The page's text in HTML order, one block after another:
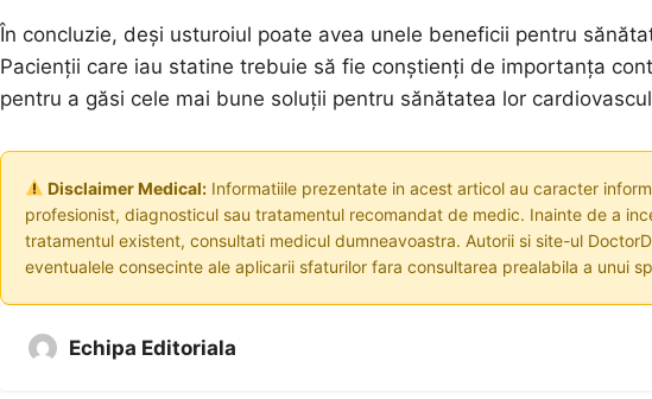
În concluzie, deși usturoiul poate avea unele beneficii pentru
Pacienții care iau statine trebuie să fie conștienți de importanța
pentru a găsi cele mai bune soluții pentru sănătatea lor
Disclaimer Medical:Informatiile prezentate in acest articol au caracter
profesionist, diagnosticul sau tratamentul recomandat de medic. Inainte de a
tratamentul existent, consultati medicul dumneavoastra. Autorii si site-ul
eventualele consecinte ale aplicarii sfaturilor fara consultarea prealabila a unui
Echipa Editoriala